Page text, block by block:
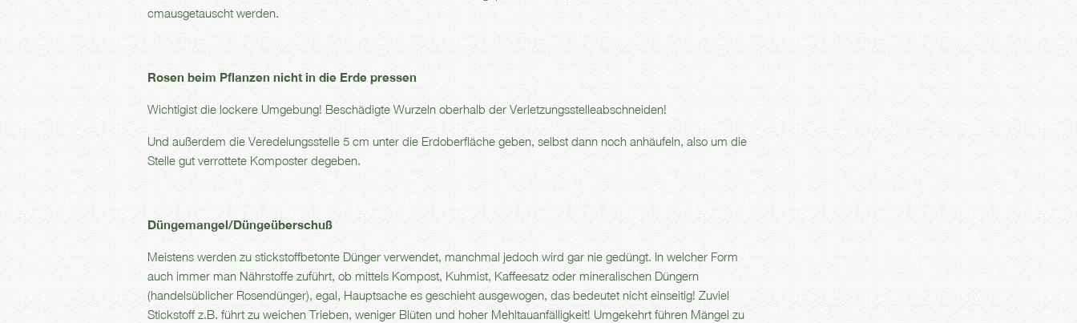
cmausgetauscht werden.
Rosen beim Pflanzen nicht in die Erde pressen
Wichtigist die lockere Umgebung! Beschädigte Wurzeln oberhalb der Verletzungsstelleabschneiden!
Und außerdem die Veredelungsstelle 5 cm unter die Erdoberfläche geben, selbst dann noch anhäufeln, also um die
Stelle gut verrottete Komposter degeben.
Düngemangel/Düngeüberschuß
Meistens werden zu stickstoffbetonte Dünger verwendet, manchmal jedoch wird gar nie gedüngt. In welcher Form
auch immer man Nährstoffe zuführt, ob mittels Kompost, Kuhmist, Kaffeesatz oder mineralischen Düngern
(handelsüblicher Rosendünger), egal, Hauptsache es geschieht ausgewogen, das bedeutet nicht einseitig! Zuviel
Stickstoff z.B. führt zu weichen Trieben, weniger Blüten und hoher Mehltauanfälligkeit! Umgekehrt führen Mängel zu